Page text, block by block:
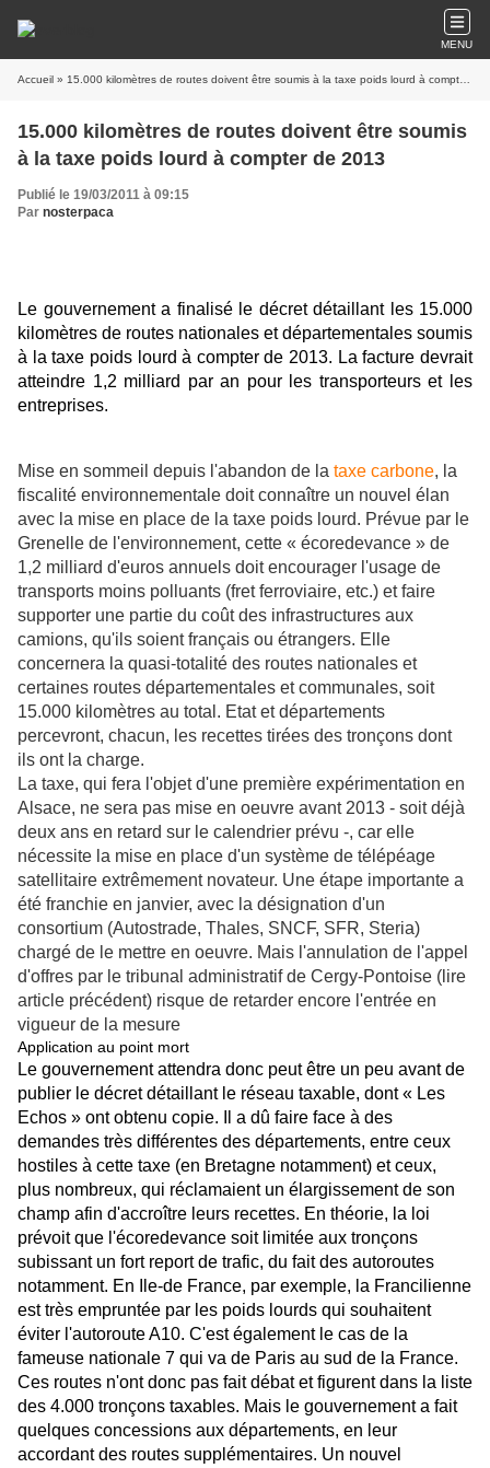
MENU
Accueil » 15.000 kilomètres de routes doivent être soumis à la taxe poids lourd à compter de 2013
15.000 kilomètres de routes doivent être soumis
à la taxe poids lourd à compter de 2013
Publié le 19/03/2011 à 09:15
Par nosterpaca
Le gouvernement a finalisé le décret détaillant les 15.000
kilomètres de routes nationales et départementales soumis
à la taxe poids lourd à compter de 2013. La facture devrait
atteindre 1,2 milliard par an pour les transporteurs et les
entreprises.
Mise en sommeil depuis l'abandon de la taxe carbone, la
fiscalité environnementale doit connaître un nouvel élan
avec la mise en place de la taxe poids lourd. Prévue par le
Grenelle de l'environnement, cette « écoredevance » de
1,2 milliard d'euros annuels doit encourager l'usage de
transports moins polluants (fret ferroviaire, etc.) et faire
supporter une partie du coût des infrastructures aux
camions, qu'ils soient français ou étrangers. Elle
concernera la quasi-totalité des routes nationales et
certaines routes départementales et communales, soit
15.000 kilomètres au total. Etat et départements
percevront, chacun, les recettes tirées des tronçons dont
ils ont la charge.
La taxe, qui fera l'objet d'une première expérimentation en
Alsace, ne sera pas mise en oeuvre avant 2013 - soit déjà
deux ans en retard sur le calendrier prévu -, car elle
nécessite la mise en place d'un système de télépéage
satellitaire extrêmement novateur. Une étape importante a
été franchie en janvier, avec la désignation d'un
consortium (Autostrade, Thales, SNCF, SFR, Steria)
chargé de le mettre en oeuvre. Mais l'annulation de l'appel
d'offres par le tribunal administratif de Cergy-Pontoise (lire
article précédent) risque de retarder encore l'entrée en
vigueur de la mesure
Application au point mort
Le gouvernement attendra donc peut être un peu avant de
publier le décret détaillant le réseau taxable, dont « Les
Echos » ont obtenu copie. Il a dû faire face à des
demandes très différentes des départements, entre ceux
hostiles à cette taxe (en Bretagne notamment) et ceux,
plus nombreux, qui réclamaient un élargissement de son
champ afin d'accroître leurs recettes. En théorie, la loi
prévoit que l'écoredevance soit limitée aux tronçons
subissant un fort report de trafic, du fait des autoroutes
notamment. En Ile-de France, par exemple, la Francilienne
est très empruntée par les poids lourds qui souhaitent
éviter l'autoroute A10. C'est également le cas de la
fameuse nationale 7 qui va de Paris au sud de la France.
Ces routes n'ont donc pas fait débat et figurent dans la liste
des 4.000 tronçons taxables. Mais le gouvernement a fait
quelques concessions aux départements, en leur
accordant des routes supplémentaires. Un nouvel